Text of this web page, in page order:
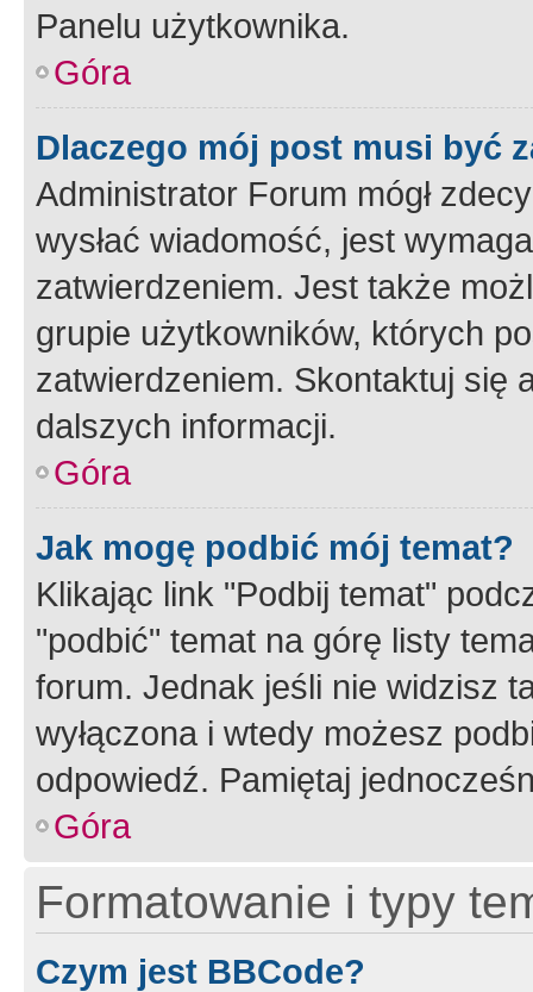
Panelu użytkownika.
Góra
Dlaczego mój post musi być
Administrator Forum mógł
wysłać wiadomość, jest
zatwierdzeniem. Jest także
grupie użytkowników, których
zatwierdzeniem. Skontaktuj się
dalszych informacji.
Góra
Jak mogę podbić mój temat?
Klikając link "Podbij temat"
"podbić" temat na górę listy
forum. Jednak jeśli nie widzisz
wyłączona i wtedy możesz
odpowiedź. Pamiętaj
Góra
Formatowanie i typy
Czym jest BBCode?